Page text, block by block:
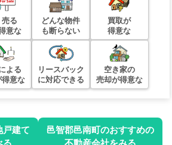
売る
意な
どんな物件
も断らない
買取が
得意な
よる
得意な
リースバック
に対応できる
空き家の
売却が得意な
戸建て
邑智郡邑南町のおすすめの